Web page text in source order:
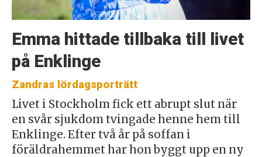
Emma hittade tillbaka till livet
på Enklinge
Zandras lördagsporträtt
Livet i Stockholm fick ett abrupt slut när
en svår sjukdom tvingade henne hem till
Enklinge. Efter två år på soffan i
föräldrahemmet har hon byggt upp en ny